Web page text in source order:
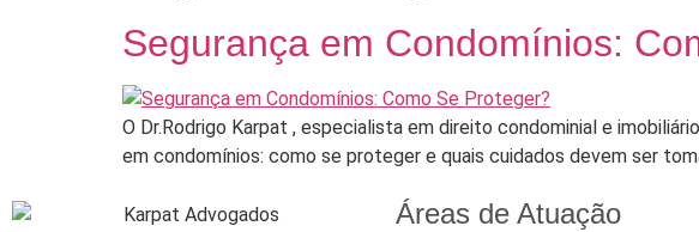
Segurança em Condomínios:
O Dr.Rodrigo Karpat , especialista em direito condominial e
em condomínios: como se proteger e quais cuidados devem ser
Áreas de Atuação